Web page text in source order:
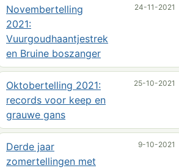
Novembertelling
2021:
Vuurgoudhaantjestrek
en Bruine boszanger
24-11-2021
Oktobertelling 2021:
records voor keep en
grauwe gans
25-10-2021
Derde jaar
zomertellingen met
9-10-2021